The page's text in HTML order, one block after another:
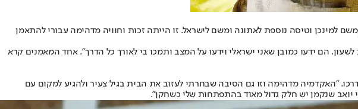
למינכן וטיסה נוספת לאתונה ומשם לישראל. זו הייתה זכות וחוויה מדהימה עבורי להתאמן
הם ידעו כמובן שאני ישראלי וידעו על המצב ותמכו בי לאורך כל הדרך". אחד המאמנים קרא
"האקדמיה מדהימה וזו גם הסיבה שבחרתי לעזוב את הבית בגיל צעיר ולהגיע למקום עם
יואב שנקמן יש חלק גדול מאוד בהתפתחות שלי כשחקן".